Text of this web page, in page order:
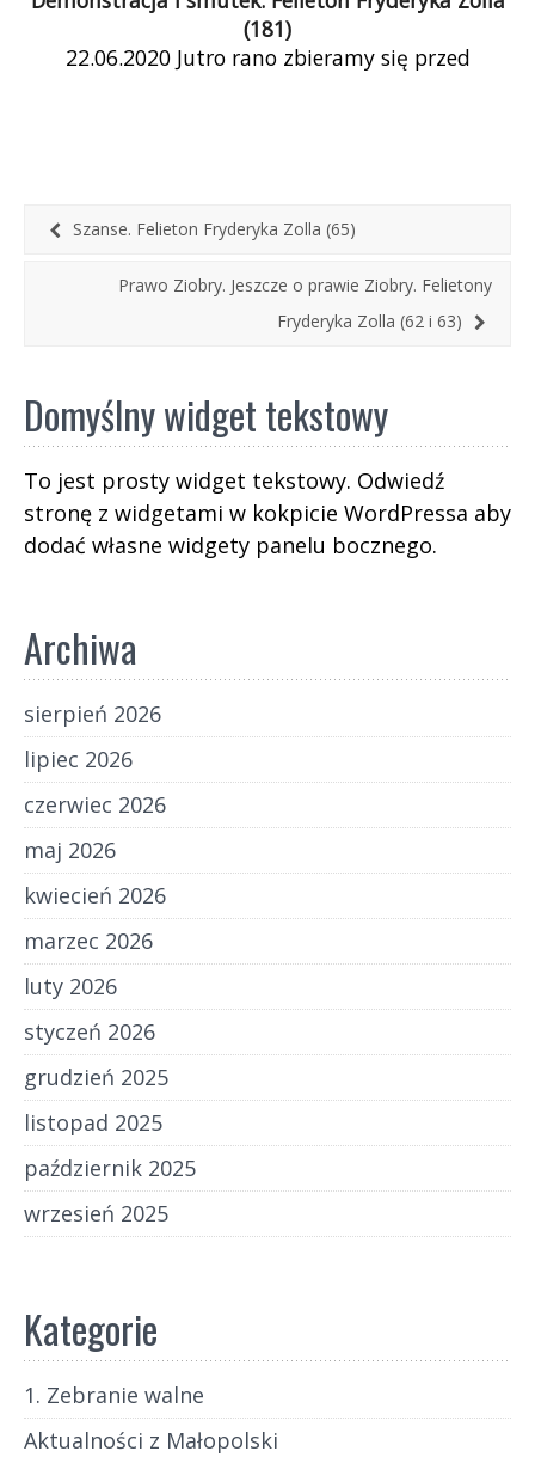
(181)
22.06.2020 Jutro rano zbieramy się przed
Szanse. Felieton Fryderyka Zolla (65)
Prawo Ziobry. Jeszcze o prawie Ziobry. Felietony
Fryderyka Zolla (62 i 63)
Domyślny widget tekstowy
To jest prosty widget tekstowy. Odwiedź
stronę z widgetami w kokpicie WordPressa aby
dodać własne widgety panelu bocznego.
Archiwa
sierpień 2026
lipiec 2026
czerwiec 2026
maj 2026
kwiecień 2026
marzec 2026
luty 2026
styczeń 2026
grudzień 2025
listopad 2025
październik 2025
wrzesień 2025
Kategorie
1. Zebranie walne
Aktualności z Małopolski